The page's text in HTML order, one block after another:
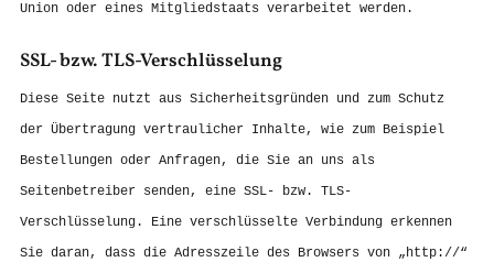
Union oder eines Mitgliedstaats verarbeitet werden.
SSL- bzw. TLS-Verschlüsselung
Diese Seite nutzt aus Sicherheitsgründen und zum Schutz
der Übertragung vertraulicher Inhalte, wie zum Beispiel
Bestellungen oder Anfragen, die Sie an uns als
Seitenbetreiber senden, eine SSL- bzw. TLS-
Verschlüsselung. Eine verschlüsselte Verbindung erkennen
Sie daran, dass die Adresszeile des Browsers von „http://“